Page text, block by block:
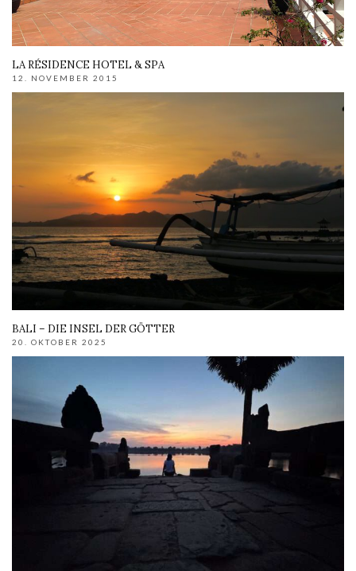
LA RÉSIDENCE HOTEL & SPA
12. NOVEMBER 2015
BALI – DIE INSEL DER GÖTTER
20. OKTOBER 2025